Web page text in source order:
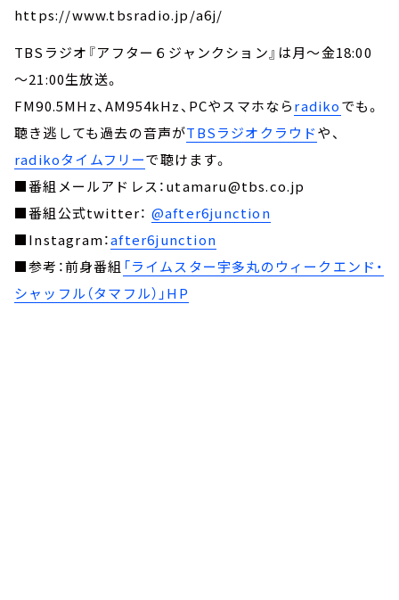
https://www.tbsradio.jp/a6j/
TBSラジオ『アフター６ジャンクション』は月～金18:00
～21:00生放送。
FM90.5MHz、AM954kHz、PCやスマホならradikoでも。
聴き逃しても過去の音声がTBSラジオクラウドや、
radikoタイムフリーで聴けます。
■番組メールアドレス：utamaru@tbs.co.jp
■番組公式twitter： @after6junction
■Instagram：after6junction
■参考：前身番組 「ライムスター宇多丸のウィークエンド・
シャッフル（タマフル）」HP